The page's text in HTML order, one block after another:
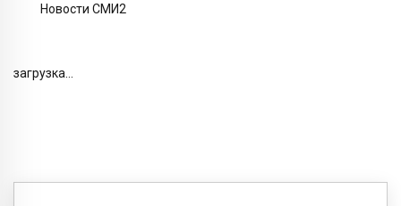
Новости СМИ2
загрузка...